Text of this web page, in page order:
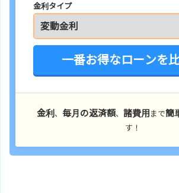
金利タイプ
一番お得なローンを
金利、 毎月の返済額、 諸費用まで簡
す！